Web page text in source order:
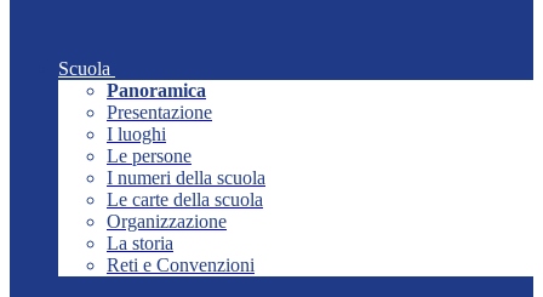
Scuola
Panoramica
Presentazione
I luoghi
Le persone
I numeri della scuola
Le carte della scuola
Organizzazione
La storia
Reti e Convenzioni